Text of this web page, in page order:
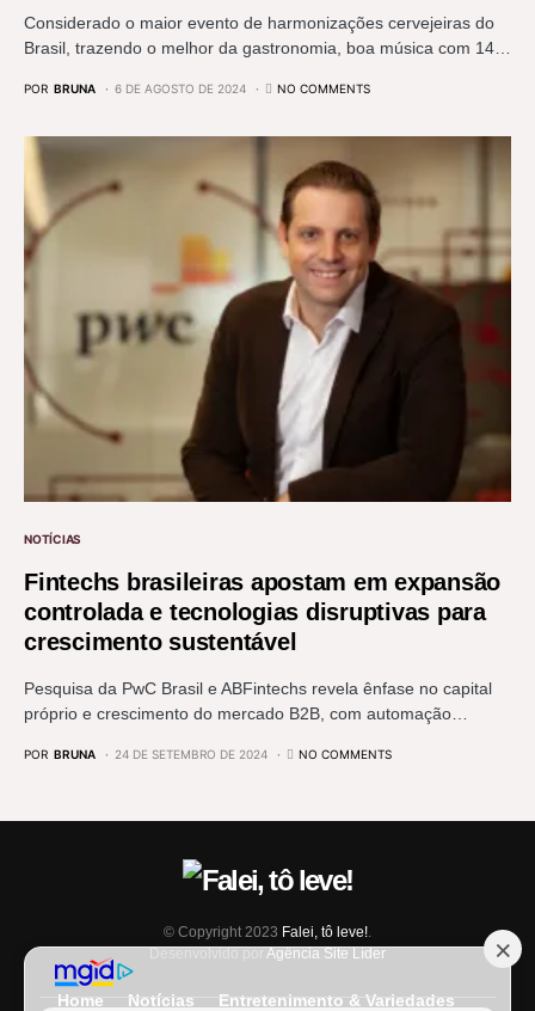
Considerado o maior evento de harmonizações cervejeiras do
Brasil, trazendo o melhor da gastronomia, boa música com 14…
POR BRUNA 6 DE AGOSTO DE 2024 NO COMMENTS
NOTÍCIAS
Fintechs brasileiras apostam em expansão
controlada e tecnologias disruptivas para
crescimento sustentável
Pesquisa da PwC Brasil e ABFintechs revela ênfase no capital
próprio e crescimento do mercado B2B, com automação…
POR BRUNA 24 DE SETEMBRO DE 2024 NO COMMENTS
© Copyright 2023 Falei, tô leve!
Desenvolvido porAgência Site Líder
Home Notícias Entretenimento & Variedades